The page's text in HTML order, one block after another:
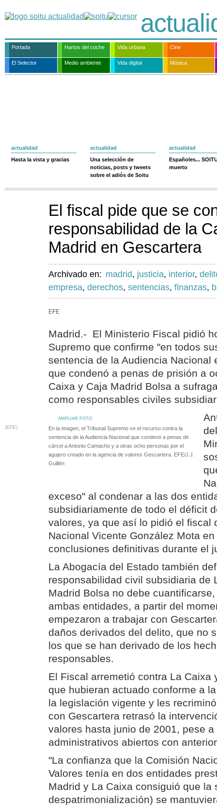
Portada Hartos del coche Vida urbana Cine
El Selector Medio ambiente Vida digital Música
actualidad
Hasta la vista y gracias
actualidad
Una selección de
noticias, posts y tweets
sobre el adiós de Soitu
actualidad
Españoles...
muerto
El fiscal pide que se
responsabilidad de la
Madrid en Gescartera
Archivado en: madrid, justicia, interior,
empresa, derechos, sentencias, finanzas,
EFE
Madrid.- El Ministerio Fiscal pidió
Supremo que confirme "en todos
sentencia de la Audiencia Nacional
que condenó a penas de prisión a
Caixa y Caja Madrid Bolsa a
como responsables civiles
AMPLIAR FOTO
(EFE)
En la imagen, el Tribunal Supremo ve el recurso contra la
sentencia de la Audiencia Nacional que condenó a penas de
cárcel a Antonio Camacho y a otras ocho personas por el
agujero creado en la agencia de valores Gescartera. EFE/J.J.
Guillén
exceso" al condenar a las dos
subsidiariamente de todo el déficit
valores, ya que así lo pidió el fiscal
Nacional Vicente González Mota
conclusiones definitivas durante el
La Abogacía del Estado también
responsabilidad civil subsidiaria de
Madrid Bolsa no debe
ambas entidades, a partir del
empezaron a trabajar con
daños derivados del delito, que no
los que se han derivado de los
responsables.
El Fiscal arremetió contra La Caixa
que hubieran actuado conforme a
la legislación vigente y les
con Gescartera retrasó la
valores hasta junio de 2001, pese
administrativos abiertos con
"La confianza que la Comisión
Valores tenía en dos entidades
Madrid y La Caixa consiguió que la
despatrimonialización) se